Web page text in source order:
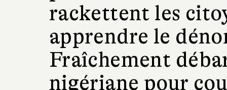
rackettent les
apprendre le
Fraîchement
nigériane pour